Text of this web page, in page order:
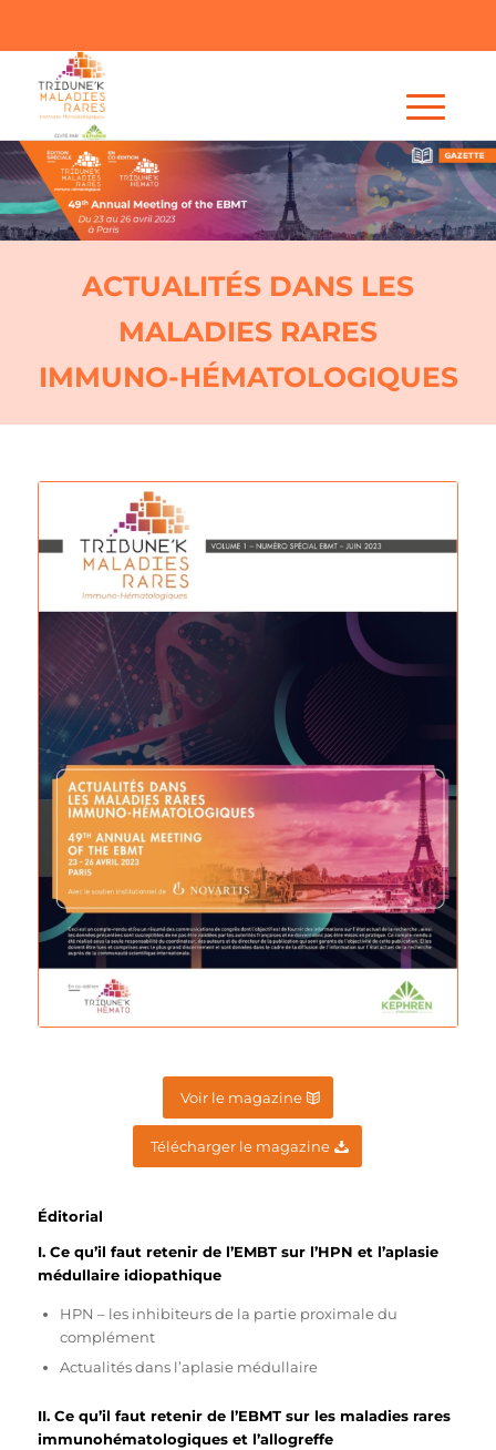
ACTUALITÉS DANS LES
MALADIES RARES
IMMUNO‑HÉMATOLOGIQUES​
Voir le magazine
Télécharger le magazine
Éditorial
I. Ce qu’il faut retenir de l’EMBT sur l’HPN et l’aplasie
médullaire idiopathique
HPN – les inhibiteurs de la partie proximale du
complément
Actualités dans l’aplasie médullaire
II. Ce qu’il faut retenir de l’EBMT sur les maladies rares
immunohématologiques et l’allogreffe